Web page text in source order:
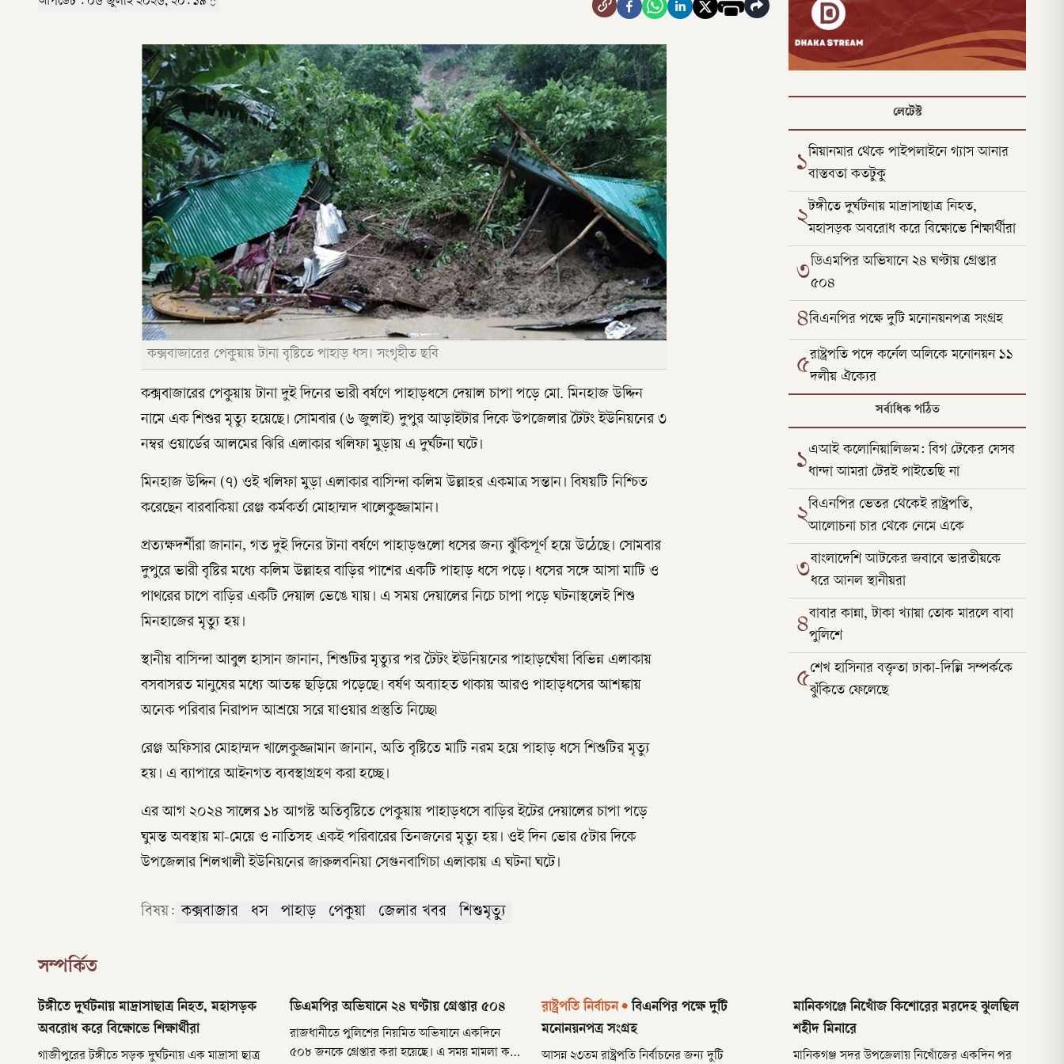
কক্সবাজারের পেকুয়ায় টানা বৃষ্টিতে পাহাড় ধস। সংগৃহীত ছবি
কক্সবাজারের পেকুয়ায় টানা দুই দিনের ভারী বর্ষণে পাহাড়ধসে দেয়াল চাপা পড়ে মো. মিনহাজ উদ্দিন
নামে এক শিশুর মৃত্যু হয়েছে। সোমবার (৬ জুলাই) দুপুর আড়াইটার দিকে উপজেলার টৈটং ইউনিয়নের ৩
নম্বর ওয়ার্ডের আলমের ঝিরি এলাকার খলিফা মুড়ায় এ দুর্ঘটনা ঘটে।
মিনহাজ উদ্দিন (৭) ওই খলিফা মুড়া এলাকার বাসিন্দা কলিম উল্লাহর একমাত্র সন্তান। বিষয়টি নিশ্চিত
করেছেন বারবাকিয়া রেঞ্জ কর্মকর্তা মোহাম্মদ খালেকুজ্জামান।
প্রত্যক্ষদর্শীরা জানান, গত দুই দিনের টানা বর্ষণে পাহাড়গুলো ধসের জন্য ঝুঁকিপূর্ণ হয়ে উঠেছে। সোমবার
দুপুরে ভারী বৃষ্টির মধ্যে কলিম উল্লাহর বাড়ির পাশের একটি পাহাড় ধসে পড়ে। ধসের সঙ্গে আসা মাটি ও
পাথরের চাপে বাড়ির একটি দেয়াল ভেঙে যায়। এ সময় দেয়ালের নিচে চাপা পড়ে ঘটনাস্থলেই শিশু
মিনহাজের মৃত্যু হয়।
স্থানীয় বাসিন্দা আবুল হাসান জানান, শিশুটির মৃত্যুর পর টৈটং ইউনিয়নের পাহাড়ঘেঁষা বিভিন্ন এলাকায়
বসবাসরত মানুষের মধ্যে আতঙ্ক ছড়িয়ে পড়েছে। বর্ষণ অব্যাহত থাকায় আরও পাহাড়ধসের আশঙ্কায়
অনেক পরিবার নিরাপদ আশ্রয়ে সরে যাওয়ার প্রস্তুতি নিচ্ছে৷
রেঞ্জ অফিসার মোহাম্মদ খালেকুজ্জামান জানান, অতি বৃষ্টিতে মাটি নরম হয়ে পাহাড় ধসে শিশুটির মৃত্যু
হয়। এ ব্যাপারে আইনগত ব্যবস্থাগ্রহণ করা হচ্ছে।
এর আগ ২০২৪ সালের ১৮ আগস্ট অতিবৃষ্টিতে পেকুয়ায় পাহাড়ধসে বাড়ির ইটের দেয়ালের চাপা পড়ে
ঘুমন্ত অবস্থায় মা-মেয়ে ও নাতিসহ একই পরিবারের তিনজনের মৃত্যু হয়। ওই দিন ভোর ৫টার দিকে
উপজেলার শিলখালী ইউনিয়নের জারুলবনিয়া সেগুনবাগিচা এলাকায় এ ঘটনা ঘটে।
বিষয়: কক্সবাজার ধস পাহাড় পেকুয়া জেলার খবর শিশুমৃত্যু
লেটেস্ট
১মিয়ানমার থেকে পাইপলাইনে গ্যাস আনার
বাস্তবতা কতটুকু
২টঙ্গীতে দুর্ঘটনায় মাদ্রাসাছাত্র নিহত,
মহাসড়ক অবরোধ করে বিক্ষোভে শিক্ষার্থীরা
৩ডিএমপির অভিযানে ২৪ ঘণ্টায় গ্রেপ্তার
৫০৪
৪বিএনপির পক্ষে দুটি মনোনয়নপত্র সংগ্রহ
৫রাষ্ট্রপতি পদে কর্নেল অলিকে মনোনয়ন ১১
দলীয় ঐক্যের
সর্বাধিক পঠিত
১এআই কলোনিয়ালিজম: বিগ টেকের যেসব
ধান্দা আমরা টেরই পাইতেছি না
২বিএনপির ভেতর থেকেই রাষ্ট্রপতি,
আলোচনা চার থেকে নেমে একে
৩বাংলাদেশি আটকের জবাবে ভারতীয়কে
ধরে আনল স্থানীয়রা
৪বাবার কান্না, টাকা খ্যায়া তোক মারলে বাবা
পুলিশে
৫শেখ হাসিনার বক্তৃতা ঢাকা-দিল্লি সম্পর্ককে
ঝুঁকিতে ফেলেছে
সম্পর্কিত
টঙ্গীতে দুর্ঘটনায় মাদ্রাসাছাত্র নিহত, মহাসড়ক
অবরোধ করে বিক্ষোভে শিক্ষার্থীরা
গাজীপুরের টঙ্গীতে সড়ক দুর্ঘটনায় এক মাদ্রাসা ছাত্র
ডিএমপির অভিযানে ২৪ ঘণ্টায় গ্রেপ্তার ৫০৪
রাজধানীতে পুলিশের নিয়মিত অভিযানে একদিনে
৫০৮ জনকে গ্রেপ্তার করা হয়েছে। এ সময় মামলা করা
রাষ্ট্রপতি নির্বাচন • বিএনপির পক্ষে দুটি
মনোনয়নপত্র সংগ্রহ
আসন্ন ২৩তম রাষ্ট্রপতি নির্বাচনের জন্য দুটি
মানিকগঞ্জে নিখোঁজ কিশোরের মরদেহ ঝুলছিল
শহীদ মিনারে
মানিকগঞ্জ সদর উপজেলায় নিখোঁজের একদিন পর